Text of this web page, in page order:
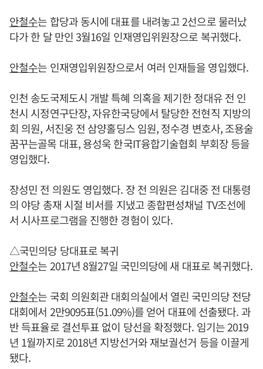
안철수는 합당과 동시에 대표를 내려놓고 2선으로 물러났
다가 한 달 만인 3월16일 인재영입위원장으로 복귀했다.
안철수는 인재영입위원장으로서 여러 인재들을 영입했다.
인천 송도국제도시 개발 특혜 의혹을 제기한 정대유 전 인
천시 시정연구단장, 자유한국당에서 탈당한 전현직 지방의
회 의원, 서진웅 전 삼양홀딩스 임원, 정수경 변호사, 조용술
꿈꾸는골목 대표, 용성욱 한국IT융합기술협회 부회장 등을
영입했다.
장성민 전 의원도 영입했다. 장 전 의원은 김대중 전 대통령
의 야당 총재 시절 비서를 지냈고 종합편성채널 TV조선에
서 시사프로그램을 진행한 경험이 있다.
△국민의당 당대표로 복귀
안철수는 2017년 8월27일 국민의당에 새 대표로 복귀했다.
안철수는 국회 의원회관 대회의실에서 열린 국민의당 전당
대회에서 2만9095표(51.09%)를 얻어 대표에 선출됐다. 과
반 득표율로 결선투표 없이 당선을 확정했다. 임기는 2019
년 1월까지로 2018년 지방선거와 재보궐선거 등을 이끌게
됐다.